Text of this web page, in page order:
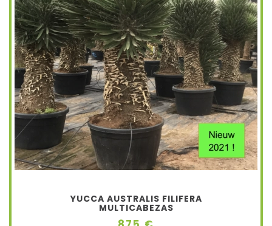
YUCCA AUSTRALIS FILIFERA
MULTICABEZAS